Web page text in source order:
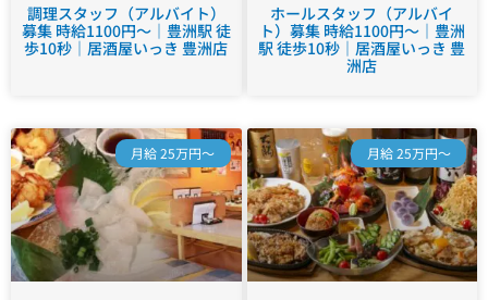
調理スタッフ（アルバイト）
募集 時給1100円～｜豊洲駅 徒
歩10秒｜居酒屋いっき 豊洲店
ホールスタッフ（アルバイ
ト）募集 時給1100円～｜豊洲
駅 徒歩10秒｜居酒屋いっき 豊
洲店
月給 25万円～ 月給 25万円～